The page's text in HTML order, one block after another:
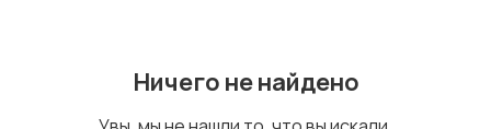
Ничего не найдено